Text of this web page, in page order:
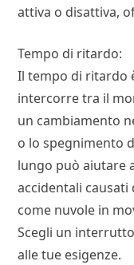
attiva o disattiva,
Tempo di ritardo:
Il tempo di ritardo
intercorre tra il
un cambiamento
o lo spegnimento
lungo può aiutare
accidentali causati
come nuvole in
Scegli un
alle tue esigenze.